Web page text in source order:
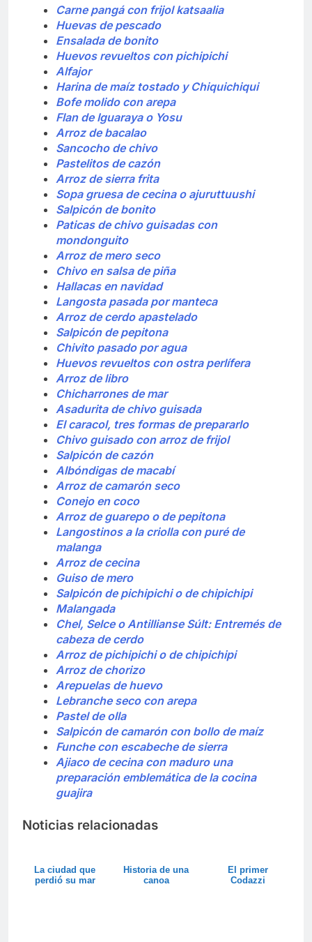
Carne pangá con frijol katsaalia
Huevas de pescado
Ensalada de bonito
Huevos revueltos con pichipichi
Alfajor
Harina de maíz tostado y Chiquichiqui
Bofe molido con arepa
Flan de Iguaraya o Yosu
Arroz de bacalao
Sancocho de chivo
Pastelitos de cazón
Arroz de sierra frita
Sopa gruesa de cecina o ajuruttuushi
Salpicón de bonito
Paticas de chivo guisadas con
mondonguito
Arroz de mero seco
Chivo en salsa de piña
Hallacas en navidad
Langosta pasada por manteca
Arroz de cerdo apastelado
Salpicón de pepitona
Chivito pasado por agua
Huevos revueltos con ostra perlífera
Arroz de libro
Chicharrones de mar
Asadurita de chivo guisada
El caracol, tres formas de prepararlo
Chivo guisado con arroz de frijol
Salpicón de cazón
Albóndigas de macabí
Arroz de camarón seco
Conejo en coco
Arroz de guarepo o de pepitona
Langostinos a la criolla con puré de
malanga
Arroz de cecina
Guiso de mero
Salpicón de pichipichi o de chipichipi
Malangada
Chel, Selce o Antillianse Súlt: Entremés de
cabeza de cerdo
Arroz de pichipichi o de chipichipi
Arroz de chorizo
Arepuelas de huevo
Lebranche seco con arepa
Pastel de olla
Salpicón de camarón con bollo de maíz
Funche con escabeche de sierra
Ajiaco de cecina con maduro una
preparación emblemática de la cocina
guajira
Noticias relacionadas
La ciudad que
perdió su mar
Historia de una
canoa
El primer
Codazzi